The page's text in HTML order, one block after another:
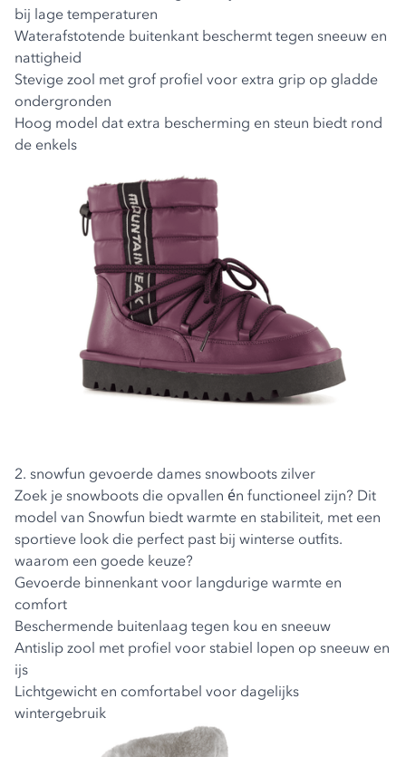
bij lage temperaturen
Waterafstotende buitenkant beschermt tegen sneeuw en
nattigheid
Stevige zool met grof profiel voor extra grip op gladde
ondergronden
Hoog model dat extra bescherming en steun biedt rond
de enkels
2. snowfun gevoerde dames snowboots zilver
Zoek je snowboots die opvallen én functioneel zijn? Dit
model van Snowfun biedt warmte en stabiliteit, met een
sportieve look die perfect past bij winterse outfits.
waarom een goede keuze?
Gevoerde binnenkant voor langdurige warmte en
comfort
Beschermende buitenlaag tegen kou en sneeuw
Antislip zool met profiel voor stabiel lopen op sneeuw en
ijs
Lichtgewicht en comfortabel voor dagelijks
wintergebruik